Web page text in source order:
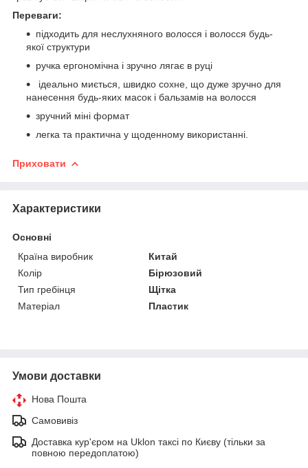
Переваги:
підходить для неслухняного волосся і волосся будь-
якої структури
ручка ергономічна і зручно лягає в руці
ідеально миється, швидко сохне, що дуже зручно для
нанесення будь-яких масок і бальзамів на волосся
зручний міні формат
легка та практична у щоденному використанні.
Приховати
Характеристики
Основні
Країна виробник
Китай
Колір
Бірюзовий
Тип гребінця
Щітка
Матеріал
Пластик
Умови доставки
Нова Пошта
Самовивіз
Доставка кур'єром на Uklon таксі по Києву (тільки за
повною передоплатою)